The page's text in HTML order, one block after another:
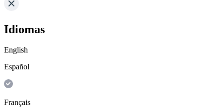
Idiomas
English
Español
Français